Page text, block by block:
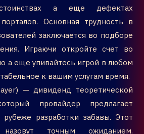
а еще дефектах
Основная трудность в
заключается во подборе
Играючи откройте счет во
а еще упивайтесь игрой в любом
к вашим услугам время.
— дивиденд теоретической
провайдер предлагает
разработки забавы. Этот
точным ожиданием.